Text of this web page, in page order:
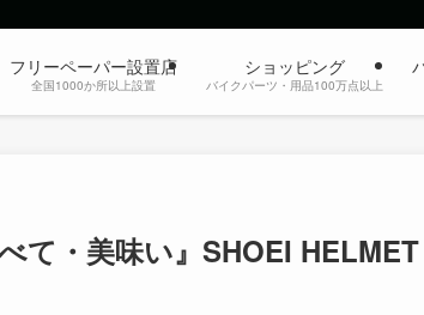
フリーペーパー設置店
全国1000か所以上設置
ショッピング
バイクパーツ・用品100万点以上
て・美味い』SHOEI HELMET